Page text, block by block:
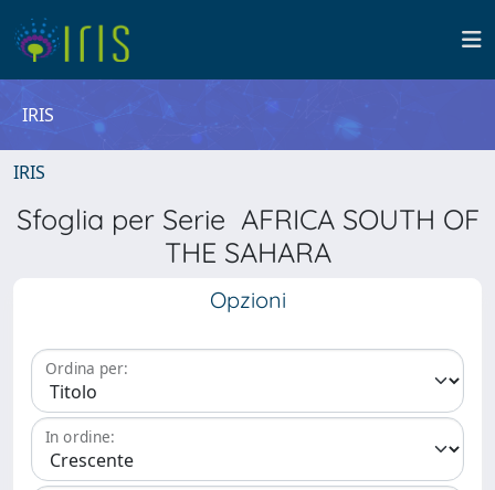
IRIS
IRIS
Sfoglia per Serie AFRICA SOUTH OF
THE SAHARA
Opzioni
Ordina per:
In ordine: